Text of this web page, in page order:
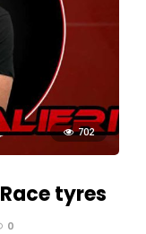
702
tyres
0